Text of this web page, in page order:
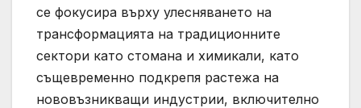
се фокусира върху улесняването на
трансформацията на традиционните
сектори като стомана и химикали, като
същевременно подкрепя растежа на
нововъзникващи индустрии, включително